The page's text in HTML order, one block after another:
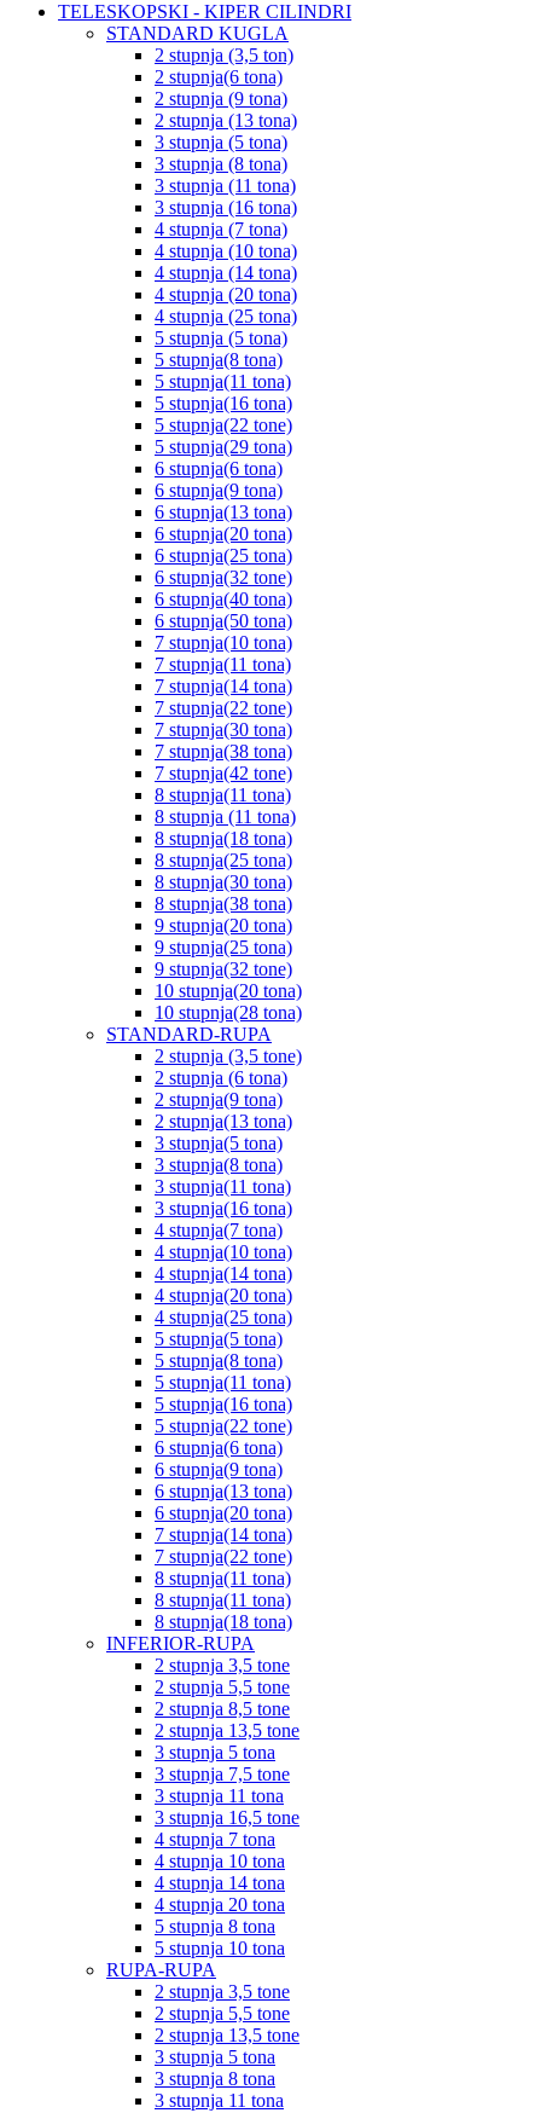
TELESKOPSKI - KIPER CILINDRI
STANDARD KUGLA
2 stupnja (3,5 ton)
2 stupnja(6 tona)
2 stupnja (9 tona)
2 stupnja (13 tona)
3 stupnja (5 tona)
3 stupnja (8 tona)
3 stupnja (11 tona)
3 stupnja (16 tona)
4 stupnja (7 tona)
4 stupnja (10 tona)
4 stupnja (14 tona)
4 stupnja (20 tona)
4 stupnja (25 tona)
5 stupnja (5 tona)
5 stupnja(8 tona)
5 stupnja(11 tona)
5 stupnja(16 tona)
5 stupnja(22 tone)
5 stupnja(29 tona)
6 stupnja(6 tona)
6 stupnja(9 tona)
6 stupnja(13 tona)
6 stupnja(20 tona)
6 stupnja(25 tona)
6 stupnja(32 tone)
6 stupnja(40 tona)
6 stupnja(50 tona)
7 stupnja(10 tona)
7 stupnja(11 tona)
7 stupnja(14 tona)
7 stupnja(22 tone)
7 stupnja(30 tona)
7 stupnja(38 tona)
7 stupnja(42 tone)
8 stupnja(11 tona)
8 stupnja (11 tona)
8 stupnja(18 tona)
8 stupnja(25 tona)
8 stupnja(30 tona)
8 stupnja(38 tona)
9 stupnja(20 tona)
9 stupnja(25 tona)
9 stupnja(32 tone)
10 stupnja(20 tona)
10 stupnja(28 tona)
STANDARD-RUPA
2 stupnja (3,5 tone)
2 stupnja (6 tona)
2 stupnja(9 tona)
2 stupnja(13 tona)
3 stupnja(5 tona)
3 stupnja(8 tona)
3 stupnja(11 tona)
3 stupnja(16 tona)
4 stupnja(7 tona)
4 stupnja(10 tona)
4 stupnja(14 tona)
4 stupnja(20 tona)
4 stupnja(25 tona)
5 stupnja(5 tona)
5 stupnja(8 tona)
5 stupnja(11 tona)
5 stupnja(16 tona)
5 stupnja(22 tone)
6 stupnja(6 tona)
6 stupnja(9 tona)
6 stupnja(13 tona)
6 stupnja(20 tona)
7 stupnja(14 tona)
7 stupnja(22 tone)
8 stupnja(11 tona)
8 stupnja(11 tona)
8 stupnja(18 tona)
INFERIOR-RUPA
2 stupnja 3,5 tone
2 stupnja 5,5 tone
2 stupnja 8,5 tone
2 stupnja 13,5 tone
3 stupnja 5 tona
3 stupnja 7,5 tone
3 stupnja 11 tona
3 stupnja 16,5 tone
4 stupnja 7 tona
4 stupnja 10 tona
4 stupnja 14 tona
4 stupnja 20 tona
5 stupnja 8 tona
5 stupnja 10 tona
RUPA-RUPA
2 stupnja 3,5 tone
2 stupnja 5,5 tone
2 stupnja 13,5 tone
3 stupnja 5 tona
3 stupnja 8 tona
3 stupnja 11 tona